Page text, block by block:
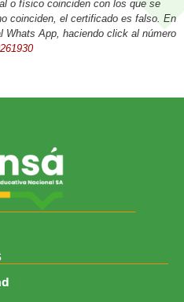
o físico coinciden con los que se
coinciden, el certificado es falso. En
Whats App, haciendo click al número